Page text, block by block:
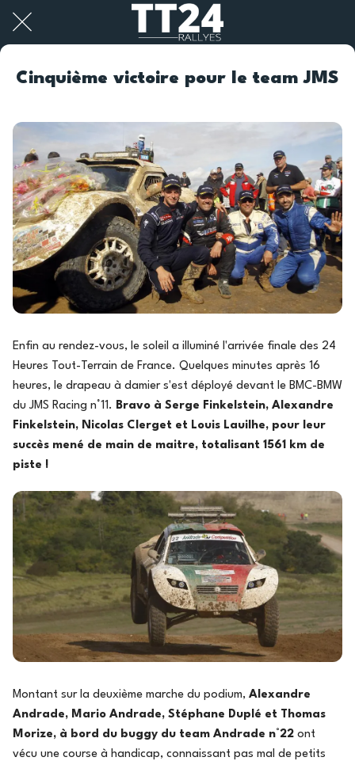
Cinquième victoire pour le team JMS
Enfin au rendez-vous, le soleil a illuminé l'arrivée finale des 24
Heures Tout-Terrain de France. Quelques minutes après 16
heures, le drapeau à damier s'est déployé devant le BMC-BMW
du JMS Racing n°11. Bravo à Serge Finkelstein, Alexandre
Finkelstein, Nicolas Clerget et Louis Lauilhe, pour leur
succès mené de main de maitre, totalisant 1561 km de
piste !
Montant sur la deuxième marche du podium, Alexandre
Andrade, Mario Andrade, Stéphane Duplé et Thomas
Morize, à bord du buggy du team Andrade n°22 ont
vécu une course à handicap, connaissant pas mal de petits